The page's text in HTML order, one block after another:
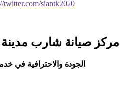
twitter.com/siantk2020
مركز صيانة شارب مدينة
الجودة والاحترافية في